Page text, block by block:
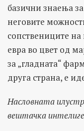
базични знаења
неговите
сопствениците
евра во цвет од
за „гладната“
друга страна, е
Насловната
вештачка